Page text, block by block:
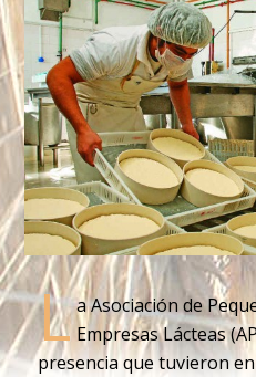
L a Asociación de
Empresas Lácteas
presencia que tuvieron